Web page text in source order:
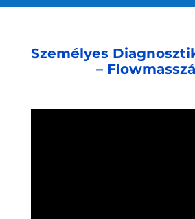
Személyes
–